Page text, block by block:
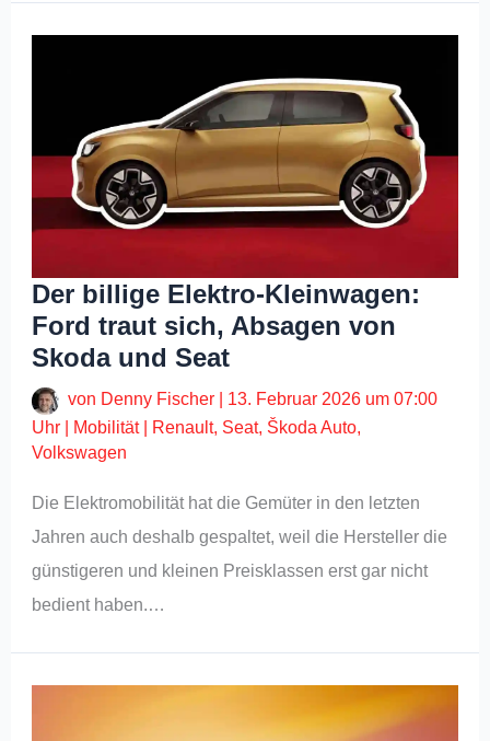
Der billige Elektro-Kleinwagen:
Ford traut sich, Absagen von
Skoda und Seat
von Denny Fischer
13. Februar 2026 um 07:00
Uhr
Mobilität| Renault, Seat, Škoda Auto,
Volkswagen
Die Elektromobilität hat die Gemüter in den letzten
Jahren auch deshalb gespaltet, weil die Hersteller die
günstigeren und kleinen Preisklassen erst gar nicht
bedient haben.…